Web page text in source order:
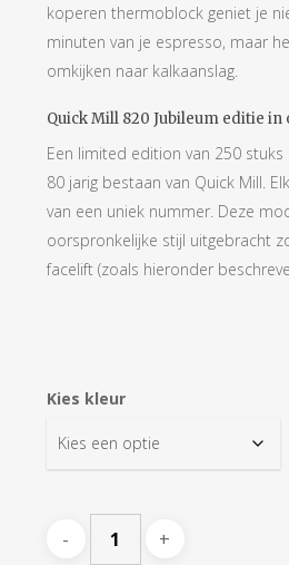
koperen thermoblock geniet je
minuten van je espresso, maar
omkijken naar kalkaanslag.
Quick Mill 820 Jubileum editie in
Een limited edition van 250
80 jarig bestaan van Quick Mill.
van een uniek nummer. Deze
oorspronkelijke stijl uitgebracht
facelift (zoals hieronder
Kies kleur